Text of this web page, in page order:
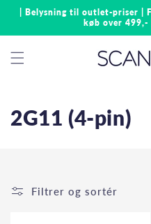
Gå til
| Belysning til outlet-priser |
køb over 499,-
2G11 (4-pin)
Filtrer og sortér